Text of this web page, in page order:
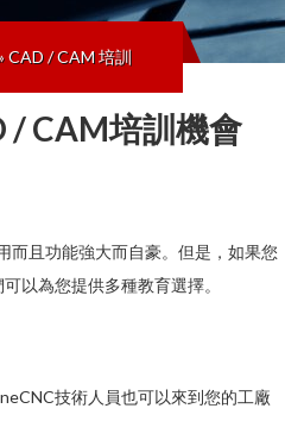
CAD / CAM 培訓
/ CAM培訓機會
而且功能強大而自豪。但是，如果您
以為您提供多種教育選擇。
技術人員也可以來到您的工廠